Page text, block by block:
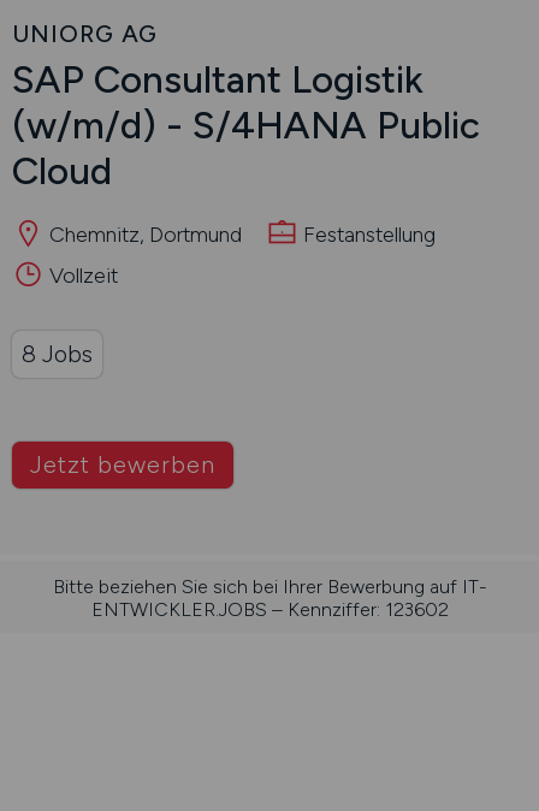
UNIORG AG
SAP Consultant Logistik
(w/m/d) - S/4HANA Public
Cloud
Chemnitz, Dortmund
Festanstellung
Vollzeit
Jetzt bewerben
8 Jobs
Bitte beziehen Sie sich bei Ihrer Bewerbung auf IT-
ENTWICKLER.JOBS – Kennziffer: 123602